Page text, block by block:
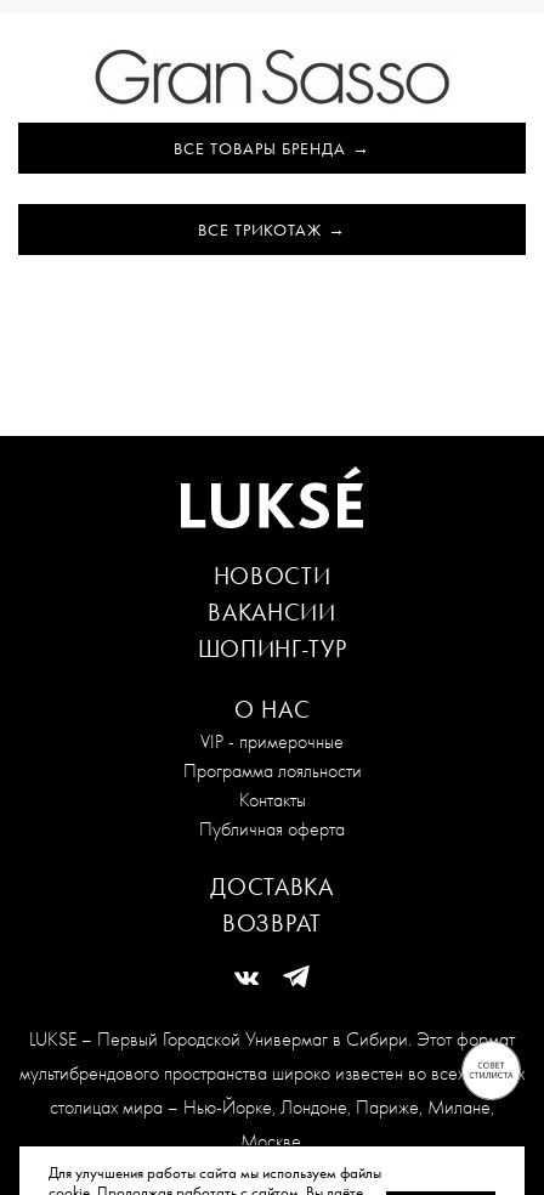
Для улучшения работы сайта мы используем файлы
ВСЕ ТОВАРЫ БРЕНДА
ВСЕ ТРИКОТАЖ
LUKSE – Первый Городской Универмаг в Сибири. Этот формат
мультибрендового пространства широко известен во всех модных
столицах мира – Нью-Йорке, Лондоне, Париже, Милане,
Москве.
Карта сайта
О НАС
VIP - примерочные
Программа лояльности
Контакты
Публичная оферта
НОВОСТИ
ВАКАНСИИ
ШОПИНГ-ТУР
ДОСТАВКА
ВОЗВРАТ